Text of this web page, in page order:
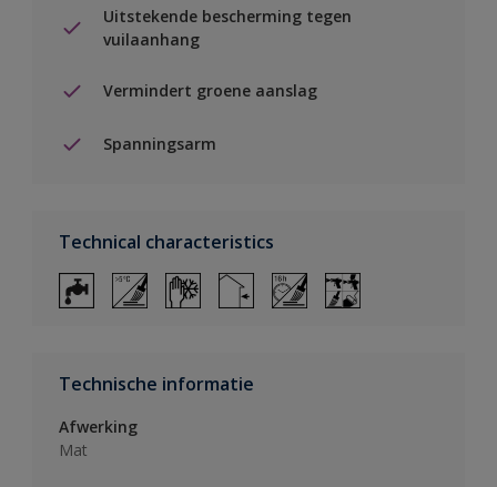
Uitstekende bescherming tegen
vuilaanhang
Vermindert groene aanslag
Spanningsarm
Technical characteristics
Technische informatie
Afwerking
Mat